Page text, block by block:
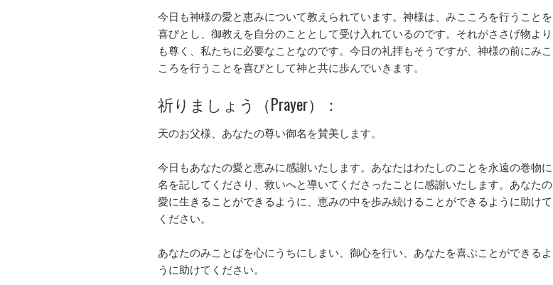
今日も神様の愛と恵みについて教えられています。神様は、みこころを行うことを
喜びとし、御教えを自分のこととして受け入れているのです。それがささげ物より
も尊く、私たちに必要なことなのです。今日の礼拝もそうですが、神様の前にみこ
ころを行うことを喜びとして神と共に歩んでいきます。
祈りましょう（Prayer）：
天のお父様、あなたの尊い御名を賛美します。
今日もあなたの愛と恵みに感謝いたします。あなたはわたしのことを永遠の巻物に
名を記してくださり、救いへと導いてくださったことに感謝いたします。あなたの
愛に生きることができるように、恵みの中を歩み続けることができるように助けて
ください。
あなたのみことばを心にうちにしまい、御心を行い、あなたを喜ぶことができるよ
うに助けてください。